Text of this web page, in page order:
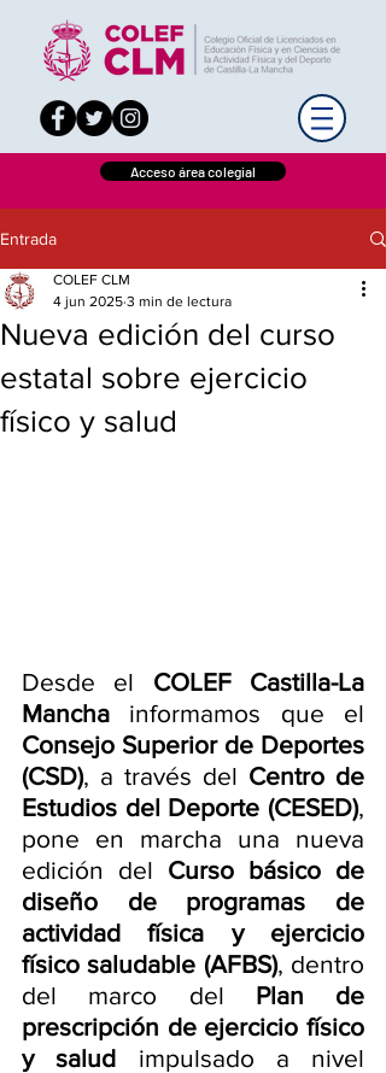
Acceso área colegial
Entrada
Nueva edición del curso
estatal sobre ejercicio
físico y salud
COLEF CLM
4 jun 2025 3 min de lectura
Desde el COLEF Castilla-La
Mancha
Consejo Superior de Deportes
(CSD), a través del Centro de
Estudios del Deporte (CESED),
pone en marcha una nueva
edición del Curso básico de
diseño de programas de
actividad física y ejercicio
físico saludable (AFBS), dentro
del marco del Plan de
prescripción de ejercicio físico
y salud impulsado a nivel